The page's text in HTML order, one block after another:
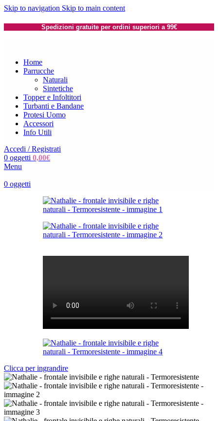
Skip to navigation Skip to main content
Spedizioni gratuite per ordini superiori a 99€
Home
Parrucche
Naturali
Sintetiche
Topper e Infoltitori
Turbanti e Bandane
Protesi Uomo
Accessori
Info Utili
Accedi / Registrati
0 oggetti 0,00€
Menu
0 oggetti
Clicca per ingrandire